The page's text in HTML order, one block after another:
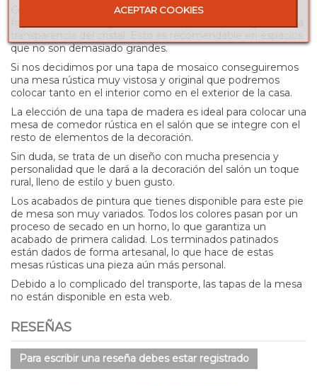
Cuando colocamos una tapa de cristal al pie de mesa de
que no son demasiado grandes.
Si nos decidimos por una tapa de mosaico conseguiremos
una mesa rústica muy vistosa y original que podremos
colocar tanto en el interior como en el exterior de la casa.
La elección de una tapa de madera es ideal para colocar una
mesa de comedor rústica en el salón que se integre con el
resto de elementos de la decoración.
Sin duda, se trata de un diseño con mucha presencia y
personalidad que le dará a la decoración del salón un toque
rural, lleno de estilo y buen gusto.
Los acabados de pintura que tienes disponible para este pie
de mesa son muy variados. Todos los colores pasan por un
proceso de secado en un horno, lo que garantiza un
acabado de primera calidad. Los terminados patinados
están dados de forma artesanal, lo que hace de estas
mesas rústicas una pieza aún más personal.
Debido a lo complicado del transporte, las tapas de la mesa
no están disponible en esta web.
RESEÑAS
Para escribir una reseña debes estar registrado
ACEPTAR COOKIES